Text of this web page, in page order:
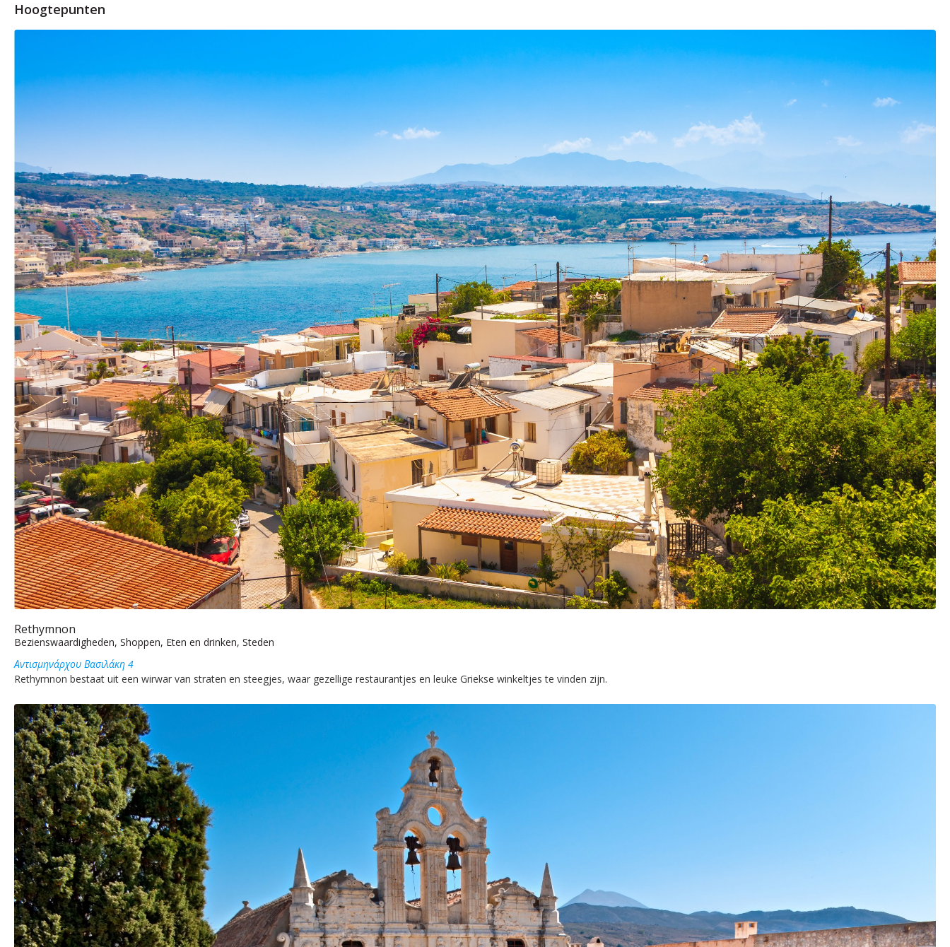
Hoogtepunten
Rethymnon
Bezienswaardigheden, Shoppen, Eten en drinken, Steden
Αντισμηνάρχου Βασιλάκη 4
Rethymnon bestaat uit een wirwar van straten en steegjes, waar gezellige restaurantjes en leuke Griekse winkeltjes te vinden zijn.